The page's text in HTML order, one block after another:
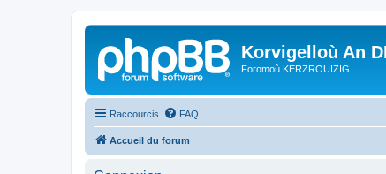
Korvigelloù An
Foromoù KERZROUIZIG
Raccourcis FAQ
Accueil du forum